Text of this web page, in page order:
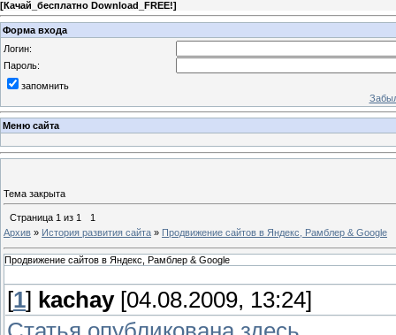
[Качай_бесплатно Download_FREE!]
Форма входа
Логин:
Пароль:
запомнить
Меню сайта
Тема закрыта
Страница 1 из 1
1
Архив » История развития сайта » Продвижение сайтов в Яндекс, Рамблер & Google
Продвижение сайтов в Яндекс, Рамблер & Google
[1] kachay[04.08.2009, 13:24]